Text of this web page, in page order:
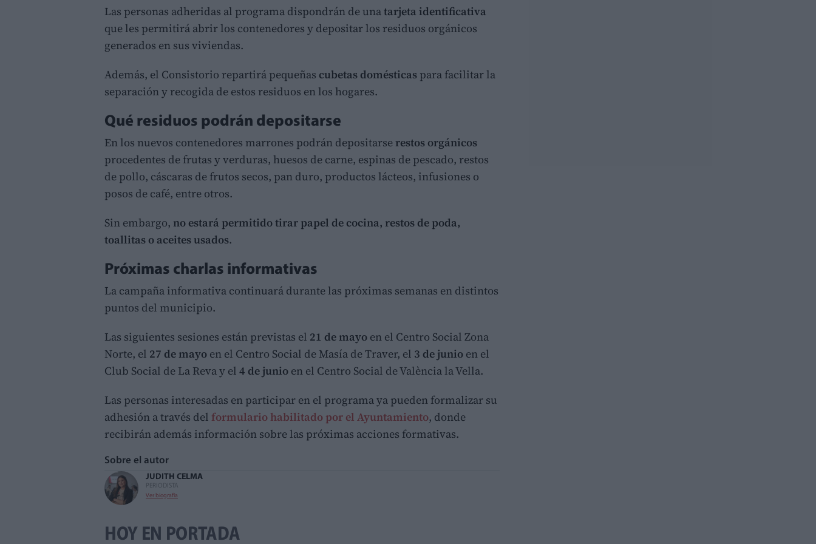
Las personas adheridas al programa dispondrán de unatarjeta identificativa
que les permitirá abrir los contenedores y depositar los residuos orgánicos
generados en sus viviendas.
Además, el Consistorio repartirá pequeñas cubetas domésticas para facilitar la
separación y recogida de estos residuos en los hogares.
Qué residuos podrán depositarse
En los nuevos contenedores marrones podrán depositarserestos orgánicos
procedentes de frutas y verduras, huesos de carne, espinas de pescado, restos
de pollo, cáscaras de frutos secos, pan duro, productos lácteos, infusiones o
posos de café, entre otros.
Sin embargo, no estará permitido tirar papel de cocina, restos de poda,
toallitas o aceites usados.
Próximas charlas informativas
La campaña informativa continuará durante las próximas semanas en distintos
puntos del municipio.
Las siguientes sesiones están previstas el 21 de mayo en el Centro Social Zona
Norte, el 27 de mayo en el Centro Social de Masía de Traver, el 3 de junio en el
Club Social de La Reva y el 4 de junio en el Centro Social de València la Vella.
Las personas interesadas en participar en el programa ya pueden formalizar su
adhesión a través del formulario habilitado por el Ayuntamiento, donde
recibirán además información sobre las próximas acciones formativas.
Sobre el autor
JUDITH CELMA
PERIODISTA
Ver biografía
HOY EN PORTADA